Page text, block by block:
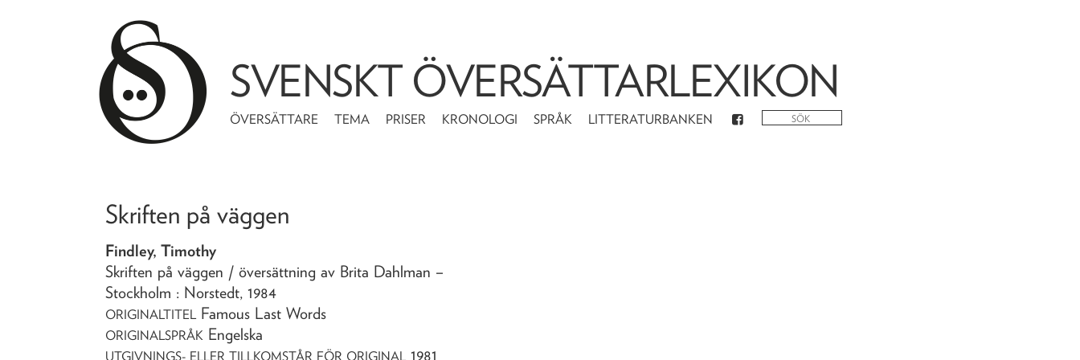
SVENSKT ÖVERSÄTTARLEXIKON
ÖVERSÄTTARE TEMA PRISER KRONOLOGI SPRÅK LITTERATURBANKEN
Skriften på väggen
Findley, Timothy
Skriften på väggen / översättning av Brita Dahlman –
Stockholm : Norstedt,1984
ORIGINALTITEL Famous Last Words
ORIGINALSPRÅK Engelska
UTGIVNINGS- ELLER TILLKOMSTÅR FÖR ORIGINAL 1981